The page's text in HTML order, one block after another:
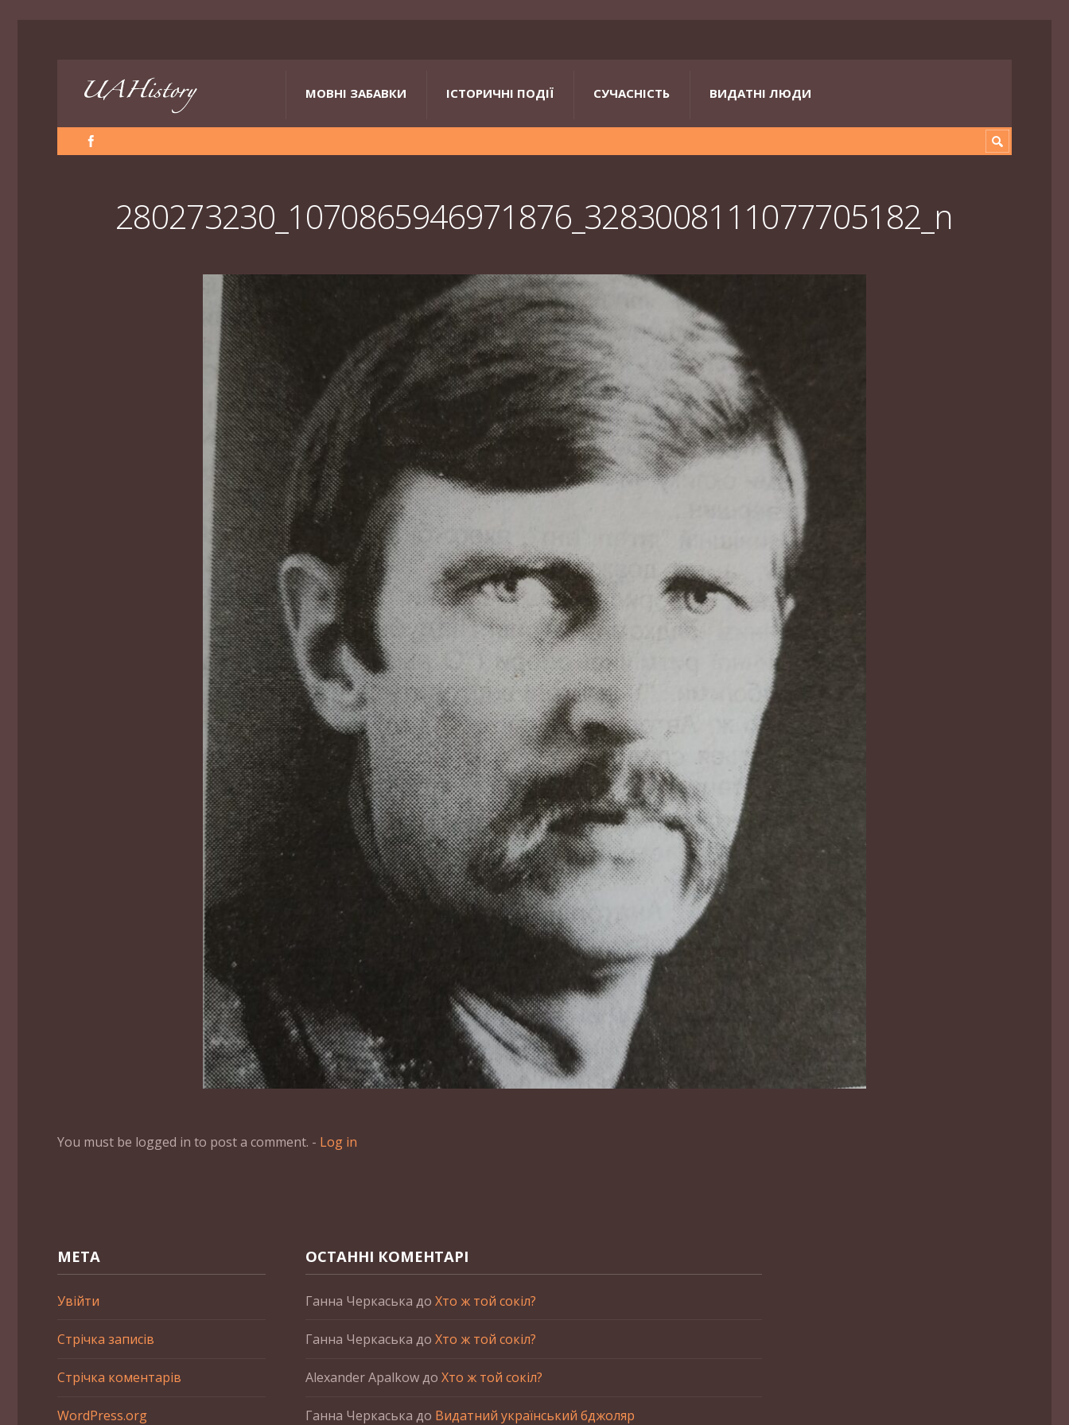
МОВНІ ЗАБАВКИ ІСТОРИЧНІ ПОДІЇ СУЧАСНІСТЬ ВИДАТНІ ЛЮДИ
280273230_1070865946971876_3283008111077705182_n
You must be logged in to post a comment. - Log in
МЕТА
Увійти
Стрічка записів
Стрічка коментарів
WordPress.org
ОСТАННІ КОМЕНТАРІ
Ганна Черкаська до Хто ж той сокіл?
Ганна Черкаська до Хто ж той сокіл?
Alexander Apalkowдо Хто ж той сокіл?
Ганна Черкаська до Видатний український бджоляр